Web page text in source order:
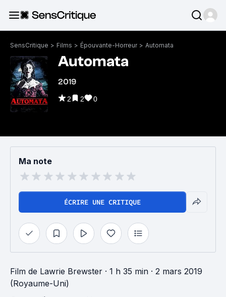
SensCritique > Films > Épouvante-Horreur > Automata
Automata
2019
2 2 0
Ma note
ÉCRIRE UNE CRITIQUE
Film de Lawrie Brewster · 1 h 35 min · 2 mars 2019
(Royaume-Uni)